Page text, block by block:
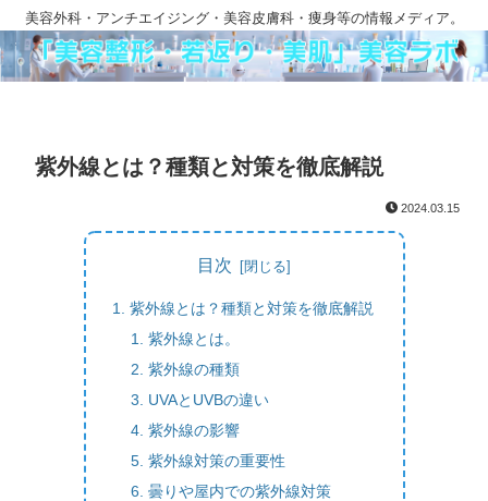
美容外科・アンチエイジング・美容皮膚科・痩身等の情報メディア。
紫外線とは？種類と対策を徹底解説
2024.03.15
目次
紫外線とは？種類と対策を徹底解説
紫外線とは。
紫外線の種類
UVAとUVBの違い
紫外線の影響
紫外線対策の重要性
曇りや屋内での紫外線対策